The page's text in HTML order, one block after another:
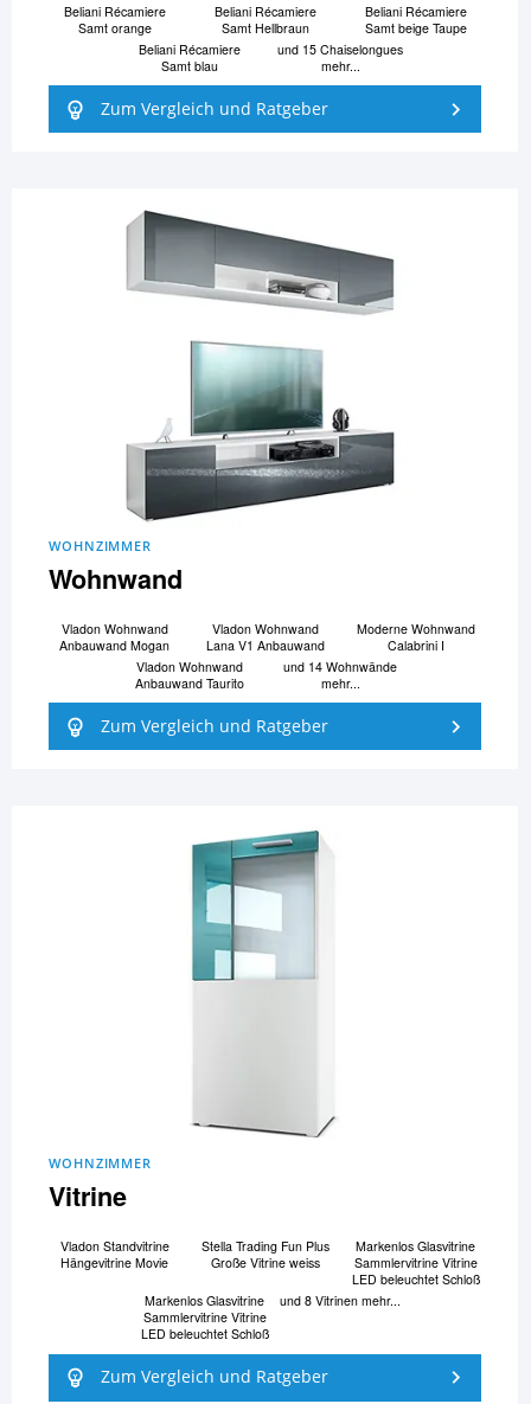
Beliani Ré­ca­mi­e­re
Samt orange
Beliani Ré­ca­mi­e­re
Samt Hellbraun
Beliani Ré­ca­mi­e­re
Samt beige Taupe
Beliani Ré­ca­mi­e­re
Samt blau
und 15 Chaiselongues
mehr...
Zum Vergleich und Ratgeber
WOHNZIMMER
Wohnwand
Vladon Wohnwand
Anbauwand Mogan
Vladon Wohnwand
Lana V1 Anbauwand
Moderne Wohnwand
Calabrini I
Vladon Wohnwand
Anbauwand Taurito
und 14 Wohnwände
mehr...
Zum Vergleich und Ratgeber
WOHNZIMMER
Vitrine
Vladon Standvitrine
Hängevitrine Movie
Stella Trading Fun Plus
Große Vitrine weiss
Markenlos Glasvitrine
Sammlervitrine Vitrine
LED beleuchtet Schloß
Markenlos Glasvitrine
Sammlervitrine Vitrine
LED beleuchtet Schloß
und 8 Vitrinen mehr...
Zum Vergleich und Ratgeber